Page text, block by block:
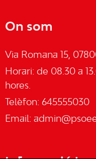
On som
Via Romana 15,
Horari: de 08.30 a
hores.
Telèfon: 645555030
Email: